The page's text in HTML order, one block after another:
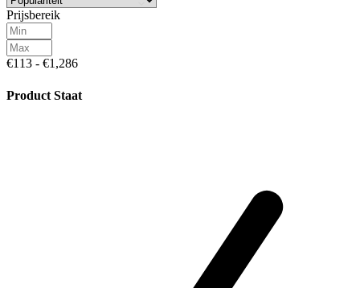
Prijsbereik
€113 - €1,286
Product Staat